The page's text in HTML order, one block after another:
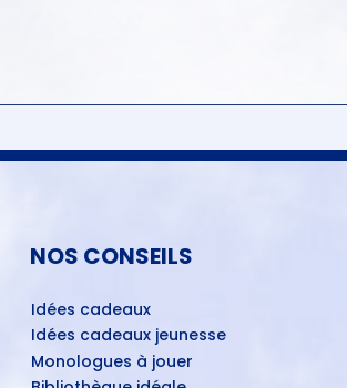
NOS CONSEILS
Idées cadeaux
Idées cadeaux jeunesse
Monologues à jouer